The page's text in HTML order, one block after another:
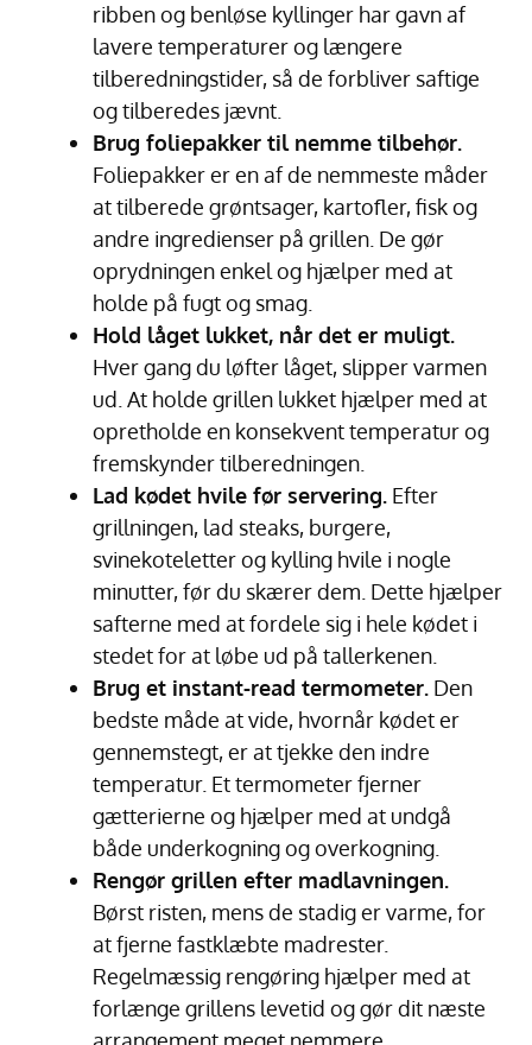
ribben og benløse kyllinger har gavn af
lavere temperaturer og længere
tilberedningstider, så de forbliver saftige
og tilberedes jævnt.
Brug foliepakker til nemme tilbehør.
Foliepakker er en af de nemmeste måder
at tilberede grøntsager, kartofler, fisk og
andre ingredienser på grillen. De gør
oprydningen enkel og hjælper med at
holde på fugt og smag.
Hold låget lukket, når det er muligt.
Hver gang du løfter låget, slipper varmen
ud. At holde grillen lukket hjælper med at
opretholde en konsekvent temperatur og
fremskynder tilberedningen.
Lad kødet hvile før servering. Efter
grillningen, lad steaks, burgere,
svinekoteletter og kylling hvile i nogle
minutter, før du skærer dem. Dette hjælper
safterne med at fordele sig i hele kødet i
stedet for at løbe ud på tallerkenen.
Brug et instant-read termometer. Den
bedste måde at vide, hvornår kødet er
gennemstegt, er at tjekke den indre
temperatur. Et termometer fjerner
gætterierne og hjælper med at undgå
både underkogning og overkogning.
Rengør grillen efter madlavningen.
Børst risten, mens de stadig er varme, for
at fjerne fastklæbte madrester.
Regelmæssig rengøring hjælper med at
forlænge grillens levetid og gør dit næste